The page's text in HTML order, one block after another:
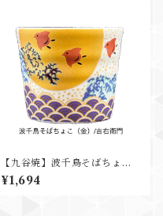
【九谷焼】波千鳥そばちょこ/
吉右衛門窯
¥1,694